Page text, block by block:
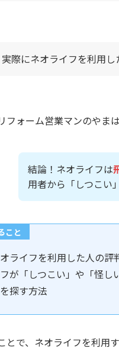
実際にネオライフを利用し
フォーム営業マンのやまは
結論！ネオライフは
用者から「しつこい
こと
ライフを利用した人の評
が「しつこい」や「怪し
探す方法
とで、ネオライフを利用